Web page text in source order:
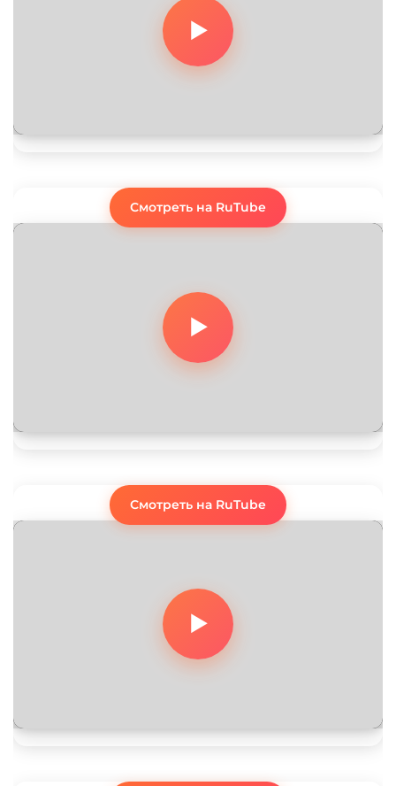
Смотреть на RuTube
Смотреть на RuTube